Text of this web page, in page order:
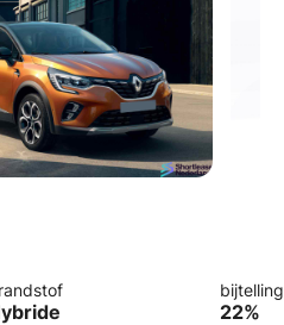
bijtelling
22%